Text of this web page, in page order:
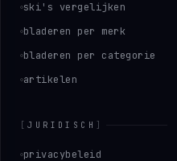
ski's vergelijken
bladeren per merk
bladeren per categorie
artikelen
[JURIDISCH ]
privacybeleid